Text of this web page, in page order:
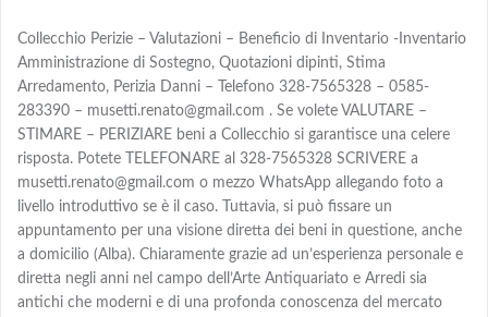
Collecchio Perizie – Valutazioni – Beneficio di Inventario -Inventario
Amministrazione di Sostegno, Quotazioni dipinti, Stima
Arredamento, Perizia Danni – Telefono 328-7565328 – 0585-
283390 – musetti.renato@gmail.com . Se volete VALUTARE –
STIMARE – PERIZIARE beni a Collecchio si garantisce una celere
risposta. Potete TELEFONARE al 328-7565328 SCRIVERE a
musetti.renato@gmail.com o mezzo WhatsApp allegando foto a
livello introduttivo se è il caso. Tuttavia, si può fissare un
appuntamento per una visione diretta dei beni in questione, anche
a domicilio (Alba). Chiaramente grazie ad un’esperienza personale e
diretta negli anni nel campo dell’Arte Antiquariato e Arredi sia
antichi che moderni e di una profonda conoscenza del mercato